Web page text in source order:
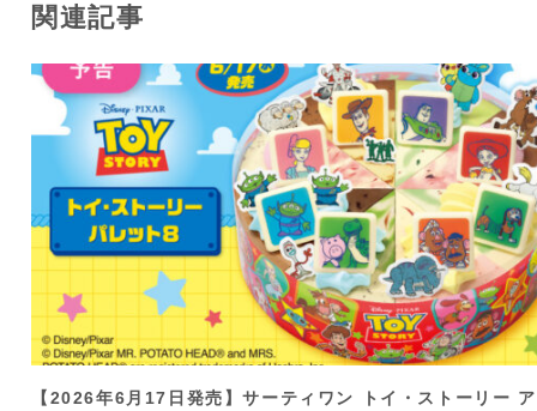
関連記事
【2026年6月17日発売】サーティワン トイ・ストーリー